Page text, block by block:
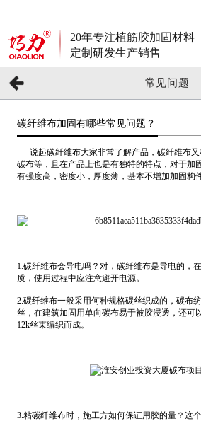
20年专注植筋胶加固材料
定制研发生产销售
常见问题
碳纤维布加固有哪些常见问题？
说起碳纤维布大家非常了解产品，碳纤维布又
碳布等，且在产品上也是有独特的特点，对于加
有强度高，密度小，厚度薄，基本不增加加固构
1.碳纤维布会导电吗？对，碳纤维布是导电的，
质，使用过程中应注意避开电源。
2.碳纤维布一般采用何种规格碳丝织成的，碳布
丝，在建筑加固用单向碳布易于被胶浸透，还可
12k丝束编织而成。
3.粘碳纤维布时，施工方如何保证用胶的量？这